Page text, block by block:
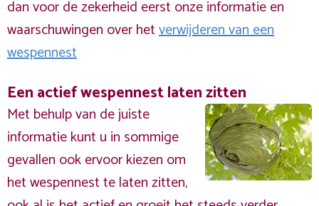
dan voor de zekerheid eerst onze informatie en
waarschuwingen over hetverwijderen van een
wespennest
Een actief wespennest laten zitten
Met behulp van de juiste
informatie kunt u in sommige
gevallen ook ervoor kiezen om
het wespennest te laten zitten,